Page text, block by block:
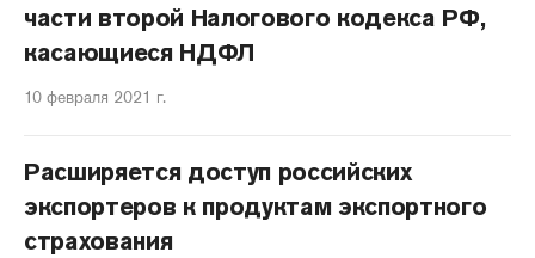
части второй Налогового кодекса РФ,
касающиеся НДФЛ
10 февраля 2021 г.
Расширяется доступ российских
экспортеров к продуктам экспортного
страхования